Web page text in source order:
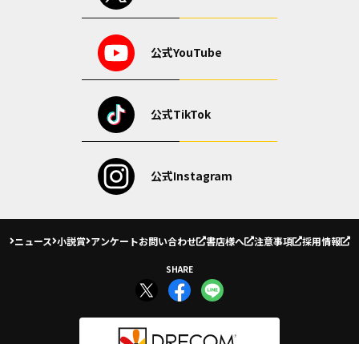
公式YouTube
公式TikTok
公式Instagram
ニュース 小説賞 アンケートお問い合わせ 書店様へ 注意事項 採用情報
SHARE